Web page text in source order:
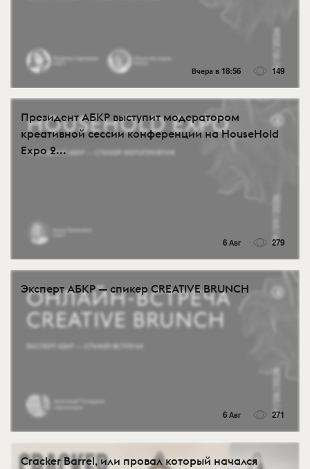
Вчера в 18:56 149
Президент АБКР выступит модератором
креативной сессии конференции на HouseHold
Expo 2...
6 Авг 279
Эксперт АБКР — спикер CREATIVE BRUNCH
6 Авг 271
Cracker Barrel, или провал который начался